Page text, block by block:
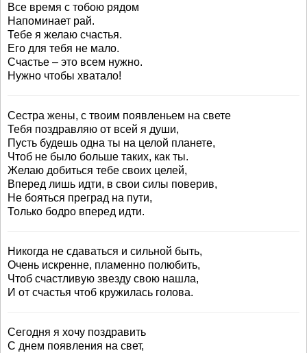
Все время с тобою рядом
Напоминает рай.
Тебе я желаю счастья.
Его для тебя не мало.
Счастье – это всем нужно.
Нужно чтобы хватало!
Сестра жены, с твоим появленьем на свете
Тебя поздравляю от всей я души,
Пусть будешь одна ты на целой планете,
Чтоб не было больше таких, как ты.
Желаю добиться тебе своих целей,
Вперед лишь идти, в свои силы поверив,
Не бояться преград на пути,
Только бодро вперед идти.
Никогда не сдаваться и сильной быть,
Очень искренне, пламенно полюбить,
Чтоб счастливую звезду свою нашла,
И от счастья чтоб кружилась голова.
Сегодня я хочу поздравить
С днем появления на свет,